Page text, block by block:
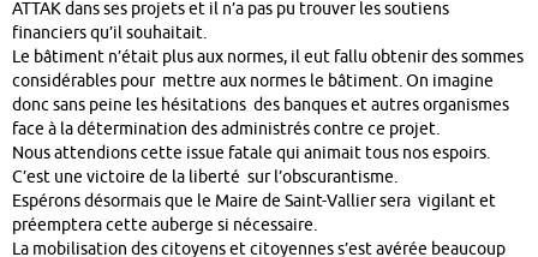
ATTAK dans ses projets et il n’a pas pu trouver les soutiens
financiers qu’il souhaitait.
Le bâtiment n’était plus aux normes, il eut fallu obtenir des sommes
considérables pour mettre aux normes le bâtiment. On imagine
donc sans peine les hésitations des banques et autres organismes
face à la détermination des administrés contre ce projet.
Nous attendions cette issue fatale qui animait tous nos espoirs.
C’est une victoire de la liberté sur l’obscurantisme.
Espérons désormais que le Maire de Saint-Vallier sera vigilant et
préemptera cette auberge si nécessaire.
La mobilisation des citoyens et citoyennes s’est avérée beaucoup